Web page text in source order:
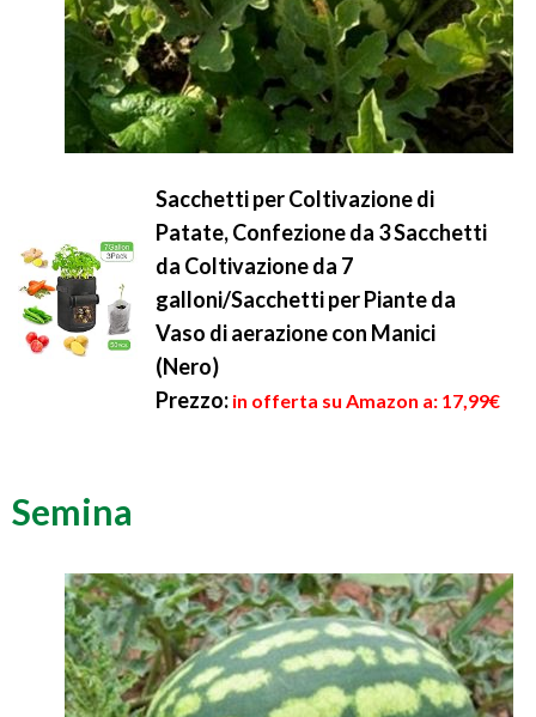
Sacchetti per Coltivazione di
Patate, Confezione da 3 Sacchetti
da Coltivazione da 7
galloni/Sacchetti per Piante da
Vaso di aerazione con Manici
(Nero)
Prezzo: in offerta su Amazon a: 17,99€
Semina